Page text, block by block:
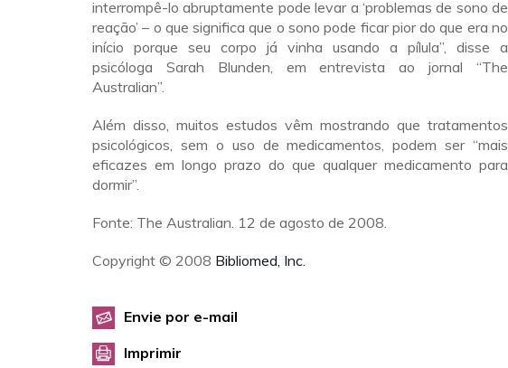
interrompê-lo abruptamente pode levar a ‘problemas de sono de
reação’ – o que significa que o sono pode ficar pior do que era no
início porque seu corpo já vinha usando a pílula”, disse a
psicóloga Sarah Blunden, em entrevista ao jornal “The
Australian”.
Além disso, muitos estudos vêm mostrando que tratamentos
psicológicos, sem o uso de medicamentos, podem ser “mais
eficazes em longo prazo do que qualquer medicamento para
dormir”.
Fonte: The Australian. 12 de agosto de 2008.
Copyright © 2008 Bibliomed, Inc.
Envie por e-mail
Imprimir